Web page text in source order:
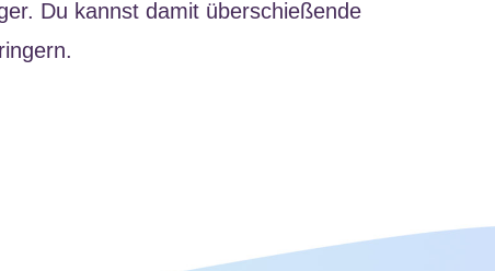
Du kannst damit überschießende